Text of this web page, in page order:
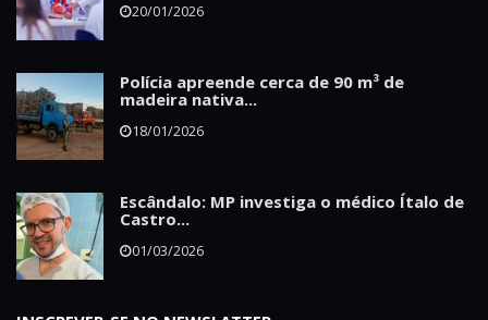
20/01/2026
Polícia apreende cerca de 90 m³ de
madeira nativa...
18/01/2026
Escândalo: MP investiga o médico Ítalo de
Castro...
01/03/2026